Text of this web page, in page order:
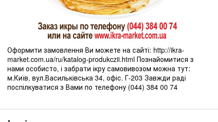
Оформити замовлення Ви можете на сайті: http://ikra-
market.com.ua/ru/katalog-produkczii.html Познайомитися з
нами особисто, і забрати ікру самовивозом можна тут:
м.Київ, вул.Васильківська 34, офіс. Г-203 Завжди раді
поспілкуватися з Вами по телефону (044) 384 00 74